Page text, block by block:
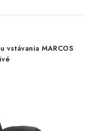
vstávania MARCOS